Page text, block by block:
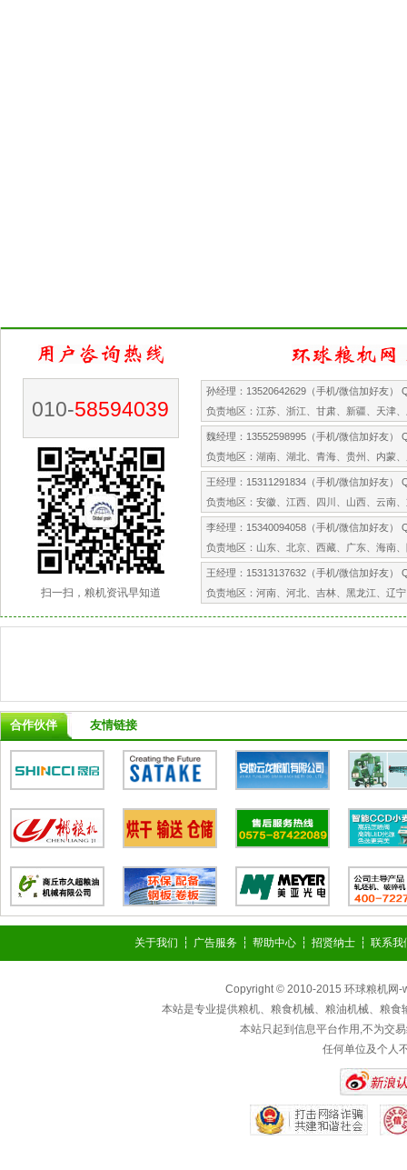
010-58594039
扫一扫，粮机资讯早知道
孙经理：13520642629（手机/微信加好友）
负责地区：江苏、浙江、甘肃、新疆、天津
魏经理：13552598995（手机/微信加好友）
负责地区：湖南、湖北、青海、贵州、内蒙
王经理：15311291834（手机/微信加好友）
负责地区：安徽、江西、四川、山西、云南
李经理：15340094058（手机/微信加好友）
负责地区：山东、北京、西藏、广东、海南
王经理：15313137632（手机/微信加好友）
负责地区：河南、河北、吉林、黑龙江、辽宁
合作伙伴 友情链接
关于我们 ┆ 广告服务 ┆ 帮助中心 ┆ 招贤纳士 ┆ 联系我
Copyright © 2010-2015 环球粮机网-
本站是专业提供粮机、粮食机械、粮油机械、粮
本站只起到信息平台作用,不为交
任何单位及个人